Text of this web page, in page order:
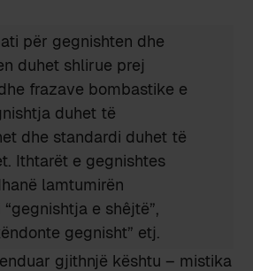
për gegnishten dhe
duhet shlirue prej
frazave bombastike e
duhet të
dhe standardi duhet të
Ithtarët e gegnishtes
lamtumirën
e shêjtë”,
gegnisht” etj.
gjithnjë kështu – mistika